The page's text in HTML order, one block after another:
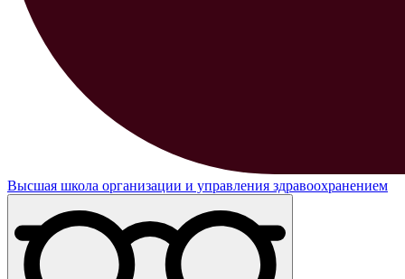
Высшая школа организации и управления здравоохранением